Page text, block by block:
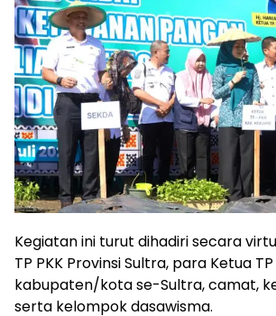
Kegiatan ini turut dihadiri secara
TP PKK Provinsi Sultra, para Ketua TP
kabupaten/kota se-Sultra, camat,
serta kelompok dasawisma.